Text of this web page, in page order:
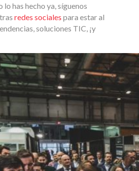
lo has hecho ya, síguenos
redes sociales para estar al
soluciones TIC, ¡y